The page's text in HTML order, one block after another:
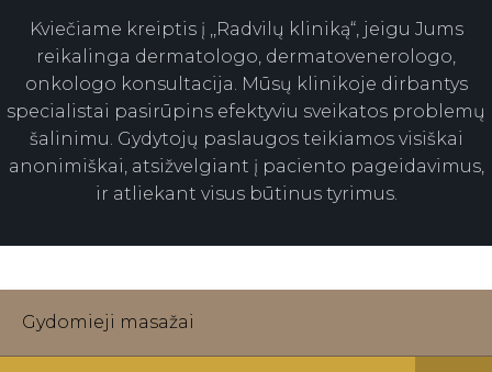
Gydomieji masažai
Kviečiame kreiptis į ,,Radvilų kliniką“, jeigu Jums
reikalinga dermatologo, dermatovenerologo,
onkologo konsultacija. Mūsų klinikoje dirbantys
specialistai pasirūpins efektyviu sveikatos problemų
šalinimu. Gydytojų paslaugos teikiamos visiškai
anonimiškai, atsižvelgiant į paciento pageidavimus,
ir atliekant visus būtinus tyrimus.